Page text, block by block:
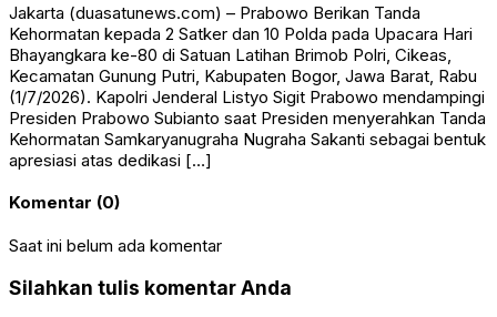
Jakarta (duasatunews.com) – Prabowo Berikan Tanda
Kehormatan kepada 2 Satker dan 10 Polda pada Upacara Hari
Bhayangkara ke-80 di Satuan Latihan Brimob Polri, Cikeas,
Kecamatan Gunung Putri, Kabupaten Bogor, Jawa Barat, Rabu
(1/7/2026). Kapolri Jenderal Listyo Sigit Prabowo mendampingi
Presiden Prabowo Subianto saat Presiden menyerahkan Tanda
Kehormatan Samkaryanugraha Nugraha Sakanti sebagai bentuk
apresiasi atas dedikasi […]
Komentar (0)
Saat ini belum ada komentar
Silahkan tulis komentar Anda